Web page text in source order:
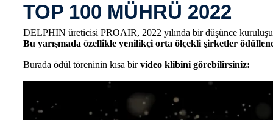
TOP 100 MÜHRÜ 2022
DELPHIN üreticisi PROAIR, 2022 yılında bir düşünce
Bu yarışmada özellikle yenilikçi orta ölçekli şirketler
Burada ödül töreninin kısa birvideo klibini görebilirsiniz: